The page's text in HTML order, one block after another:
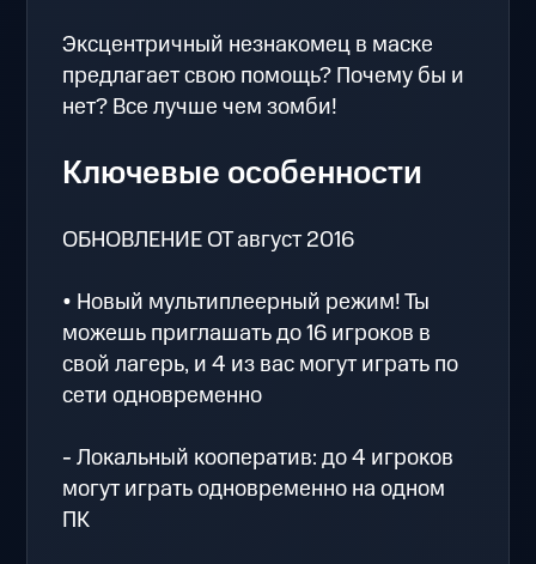
Эксцентричный незнакомец в маске
предлагает свою помощь? Почему бы и
нет? Все лучше чем зомби!
Ключевые особенности
ОБНОВЛЕНИЕ ОТ август 2016
• Новый мультиплеерный режим! Ты
можешь приглашать до 16 игроков в
свой лагерь, и 4 из вас могут играть по
сети одновременно
- Локальный кооператив: до 4 игроков
могут играть одновременно на одном
ПК